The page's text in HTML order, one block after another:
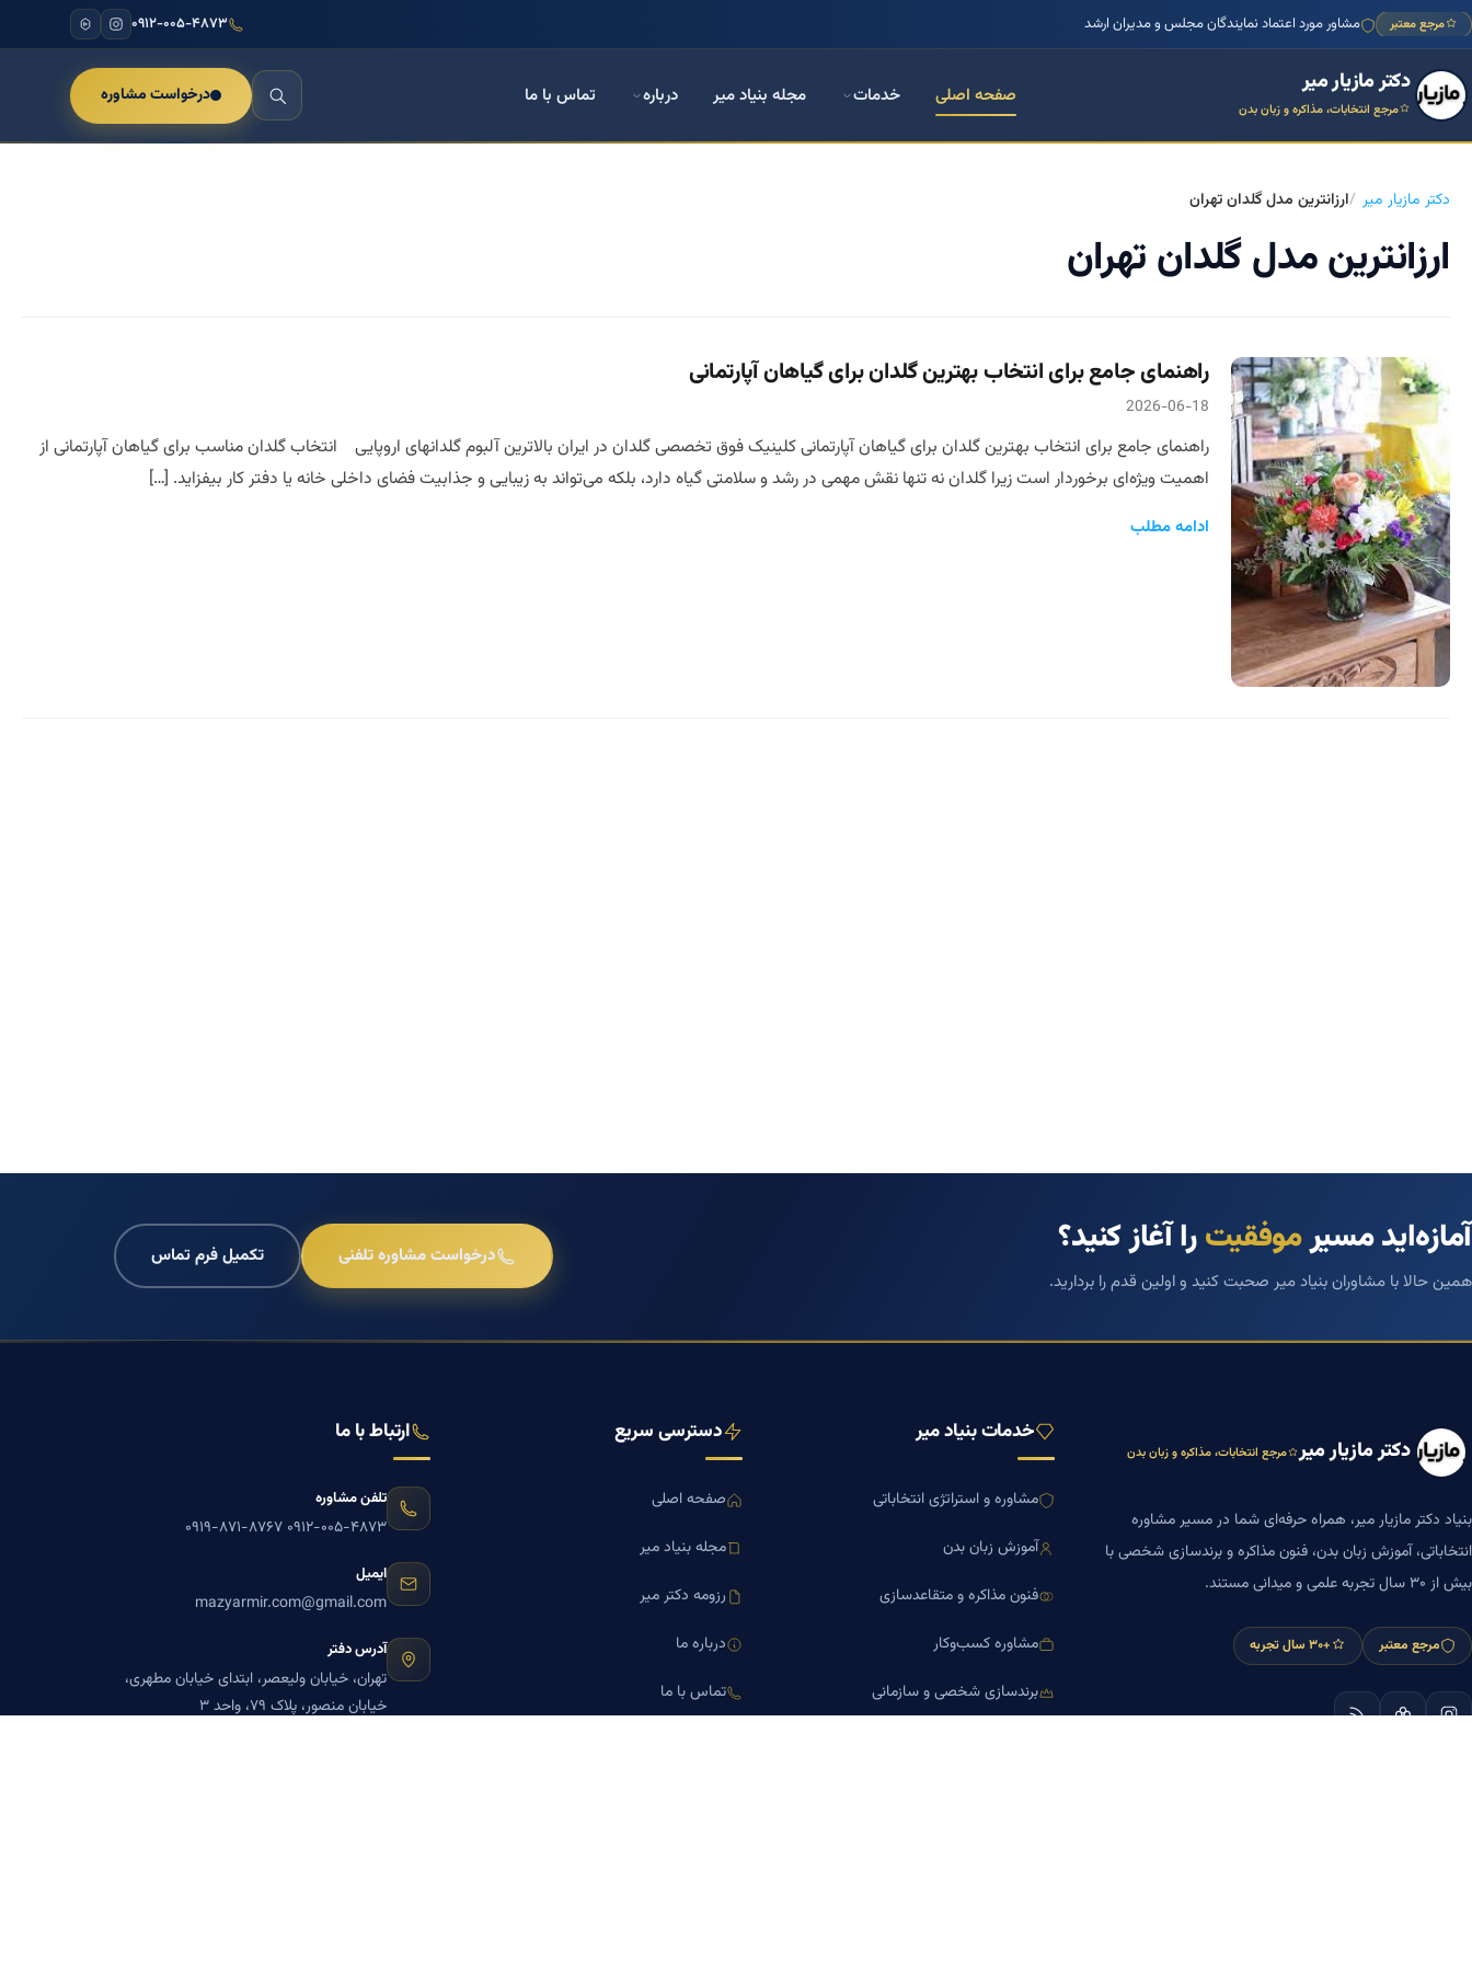
مرجع معتبر مشاور مورد اعتماد نمایندگان مجلس و مدیران ارشد ۰۹۱۲-۰۰۵-۴۸۷۳
دکتر مازیار میر
مرجع انتخابات، مذاکره و زبان بدن
صفحه اصلی خدمات مجله بنیاد میر درباره تماس با ما درخواست مشاوره
دکتر مازیار میر ارزانترین مدل گلدان تهران
ارزانترین مدل گلدان تهران
راهنمای جامع برای انتخاب بهترین گلدان برای گیاهان آپارتمانی
2026-06-18
راهنمای جامع برای انتخاب بهترین گلدان برای گیاهان آپارتمانی کلینیک فوق تخصصی گلدان در ایران بالاترین آلبوم گلدانهای اروپایی انتخاب گلدان مناسب برای گیاهان آپارتمانی از
اهمیت ویژه‌ای برخوردار است زیرا گلدان نه تنها نقش مهمی در رشد و سلامتی گیاه دارد، بلکه می‌تواند به زیبایی و جذابیت فضای داخلی خانه یا دفتر کار بیفزاید. […]
ادامه مطلب
آمازه‌اید مسیرموفقیترا آغاز کنید؟
همین حالا با مشاوران بنیاد میر صحبت کنید و اولین قدم را بردارید.
درخواست مشاوره تلفنی تکمیل فرم تماس
دکتر مازیار میر مرجع انتخابات، مذاکره و زبان بدن
بنیاد دکتر مازیار میر، همراه حرفه‌ای شما در مسیر مشاوره
انتخاباتی، آموزش زبان بدن، فنون مذاکره و برندسازی شخصی با
بیش از ۳۰ سال تجربه علمی و میدانی مستند.
مرجع معتبر +۳۰ سال تجربه
خدمات بنیاد میر
مشاوره و استراتژی انتخاباتی
آموزش زبان بدن
فنون مذاکره و متقاعدسازی
مشاوره کسب‌وکار
برندسازی شخصی و سازمانی
دسترسی سریع
صفحه اصلی
مجله بنیاد میر
رزومه دکتر میر
درباره ما
تماس با ما
ارتباط با ما
تلفن مشاوره
۰۹۱۲-۰۰۵-۴۸۷۳ ۰۹۱۹-۸۷۱-۸۷۶۷
ایمیل
mazyarmir.com@gmail.com
آدرس دفتر
تهران، خیابان ولیعصر، ابتدای خیابان مطهری،
خیابان منصور، پلاک ۷۹، واحد ۳